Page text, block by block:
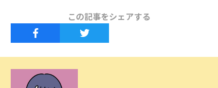
この記事をシェアする